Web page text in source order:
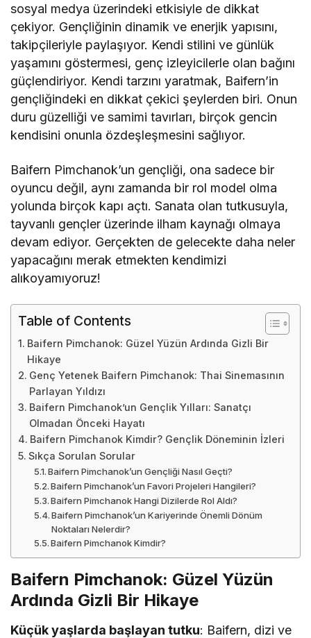
sosyal medya üzerindeki etkisiyle de dikkat
çekiyor. Gençliğinin dinamik ve enerjik yapısını,
takipçileriyle paylaşıyor. Kendi stilini ve günlük
yaşamını göstermesi, genç izleyicilerle olan bağını
güçlendiriyor. Kendi tarzını yaratmak, Baifern’in
gençliğindeki en dikkat çekici şeylerden biri. Onun
duru güzelliği ve samimi tavırları, birçok gencin
kendisini onunla özdeşleşmesini sağlıyor.
Baifern Pimchanok’un gençliği, ona sadece bir
oyuncu değil, aynı zamanda bir rol model olma
yolunda birçok kapı açtı. Sanata olan tutkusuyla,
tayvanlı gençler üzerinde ilham kaynağı olmaya
devam ediyor. Gerçekten de gelecekte daha neler
yapacağını merak etmekten kendimizi
alıkoyamıyoruz!
Table of Contents
Baifern Pimchanok: Güzel Yüzün Ardında Gizli Bir
Hikaye
Genç Yetenek Baifern Pimchanok: Thai Sinemasının
Parlayan Yıldızı
Baifern Pimchanok’un Gençlik Yılları: Sanatçı
Olmadan Önceki Hayatı
Baifern Pimchanok Kimdir? Gençlik Döneminin İzleri
Sıkça Sorulan Sorular
Baifern Pimchanok’un Gençliği Nasıl Geçti?
Baifern Pimchanok’un Favori Projeleri Hangileri?
Baifern Pimchanok Hangi Dizilerde Rol Aldı?
Baifern Pimchanok’un Kariyerinde Önemli Dönüm
Noktaları Nelerdir?
Baifern Pimchanok Kimdir?
Baifern Pimchanok: Güzel Yüzün
Ardında Gizli Bir Hikaye
Küçük yaşlarda başlayan tutku: Baifern, dizi ve